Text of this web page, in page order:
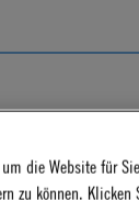
um die Website für
zu können. Klicken